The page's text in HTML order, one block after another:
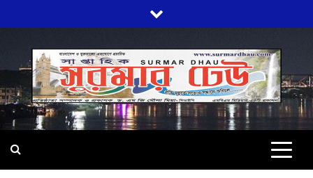
to
content
প্রতি মূহুর্তে সত্যের সন্ধানে অবিচল…